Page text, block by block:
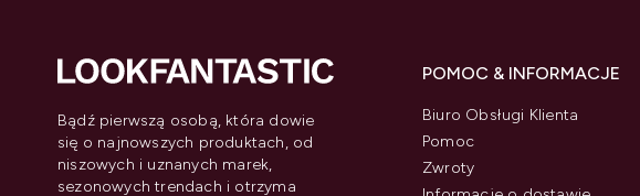
Bądź pierwszą osobą, która dowie
się o najnowszych produktach, od
niszowych i uznanych marek,
sezonowych trendach i otrzyma
POMOC & INFORMACJE
Biuro Obsługi Klienta
Pomoc
Zwroty